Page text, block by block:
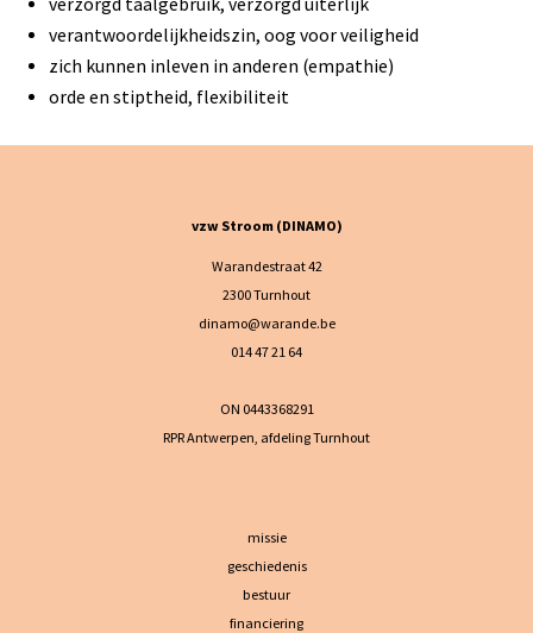
verzorgd taalgebruik, verzorgd uiterlijk
verantwoordelijkheidszin, oog voor veiligheid
zich kunnen inleven in anderen (empathie)
orde en stiptheid, flexibiliteit
vzw Stroom (DINAMO)
Warandestraat 42
2300 Turnhout
dinamo@warande.be
014 47 21 64
ON 0443368291
RPR Antwerpen, afdeling Turnhout
missie
geschiedenis
bestuur
financiering